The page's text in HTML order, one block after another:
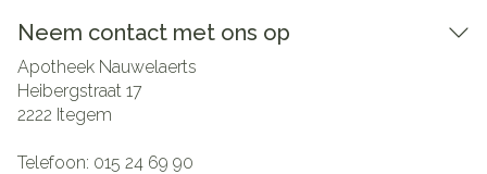
Neem contact met ons op
Apotheek Nauwelaerts
Heibergstraat 17
2222 Itegem
Telefoon: 015 24 69 90